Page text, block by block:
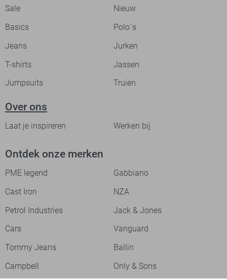
Sale
Nieuw
Basics
Polo`s
Jeans
Jurken
T-shirts
Jassen
Jumpsuits
Truien
Over ons
Laat je inspireren Werken bij
Ontdek onze merken
PME legend
Gabbiano
Cast Iron
NZA
Petrol Industries
Jack & Jones
Cars
Vanguard
Tommy Jeans
Ballin
Campbell
Only & Sons